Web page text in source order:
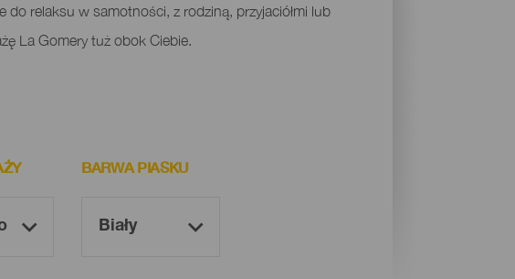
relaksu w samotności, z rodziną, przyjaciółmi lub
La Gomery tuż obok Ciebie.
BARWA PIASKU